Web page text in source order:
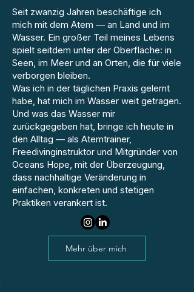
Seit zwanzig Jahren beschäftige ich
mich mit dem Atem — an Land und im
Wasser. Ein großer Teil meines Lebens
spielt seitdem unter der Oberfläche: in
Seen, im Meer und an Orten, die für viele
verborgen bleiben.
Was ich in der täglichen Praxis gelernt
habe, hat mich im Wasser weit getragen.
Und was das Wasser mir
zurückgegeben hat, bringe ich heute in
den Alltag — als Atemtrainer,
Freedivinginstruktor und Mitgründer von
Oceans Hope, mit der Überzeugung,
dass nachhaltige Veränderung in
einfachen, konkreten und stetigen
Praktiken verankert ist.
Mehr über mich